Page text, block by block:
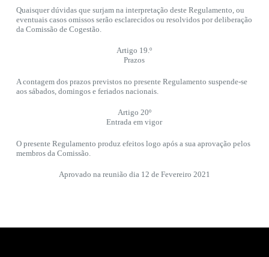
Quaisquer dúvidas que surjam na interpretação deste Regulamento, ou
eventuais casos omissos serão esclarecidos ou resolvidos por deliberação
da Comissão de Cogestão.
Artigo 19.º
Prazos
A contagem dos prazos previstos no presente Regulamento suspende-se
aos sábados, domingos e feriados nacionais.
Artigo 20º
Entrada em vigor
O presente Regulamento produz efeitos logo após a sua aprovação pelos
membros da Comissão.
Aprovado na reunião dia 12 de Fevereiro 2021